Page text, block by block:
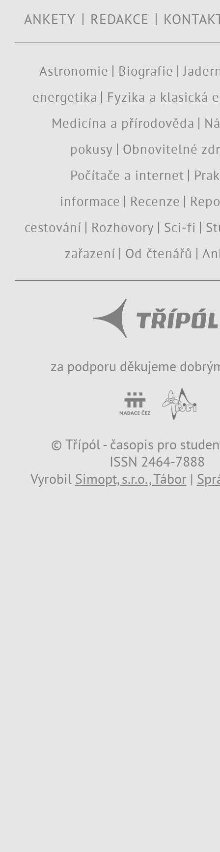
ANKETY
REDAKCE
Astronomie Biografie
energetika
Fyzika a klasická
Medicína a přírodověda
pokusy
Obnovitelné
Počítače a internet
informace
Recenze
cestování
Rozhovory Sci-fi
zařazení
Od čtenářů
za podporu děkujeme
© Třípól - časopis pro
ISSN 2464-7888
Vyrobil Simopt, s.r.o., Tábor |